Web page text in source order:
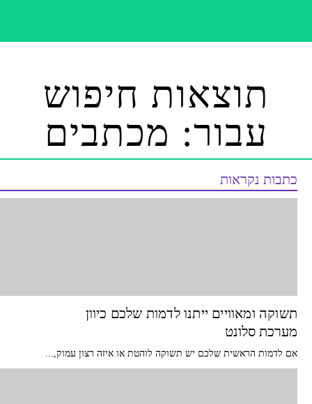
תוצאות חיפוש
עבור: מכתבים
כתבות נקראות
תשוקה ומאוויים ייתנו לדמות שלכם כיוון
מערכת סלונט
אם לדמות הראשית שלכם יש תשוקה לוהטת או איזה רצון עמוק,...